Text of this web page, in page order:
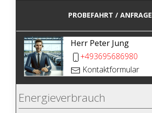
PROBEFAHRT / ANFRAGE
Herr Peter Jung
+493695686980
Kontaktformular
Energieverbrauch